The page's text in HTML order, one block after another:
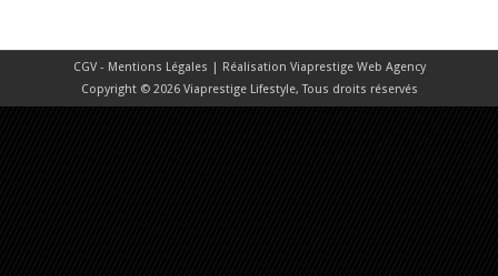
CGV - Mentions Légales | Réalisation Viaprestige Web Agency
Copyright © 2026 Viaprestige Lifestyle, Tous droits réservés